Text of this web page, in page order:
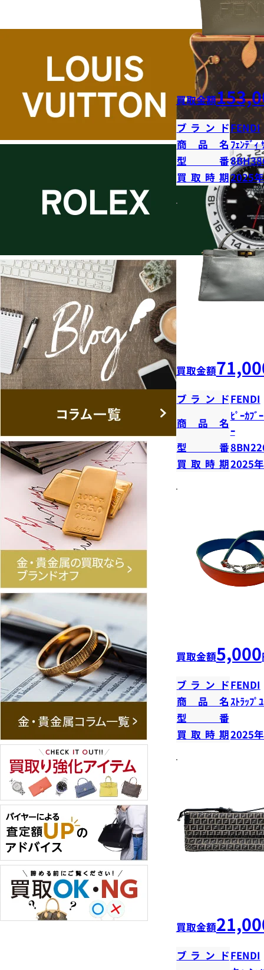
買取金額
ブランドFENDI
商品名ﾌｪﾝﾃﾞｨ
型番
買取時期2025
買取金額
ブランドFENDI
商品名
ﾋﾟｰｶﾌ
ｰ
型番
買取時期2025
買取金額5,000
ブランドFENDI
商品名ｽﾄﾗｯﾌﾟ
型番
買取時期2025
買取金額
ブランドFENDI